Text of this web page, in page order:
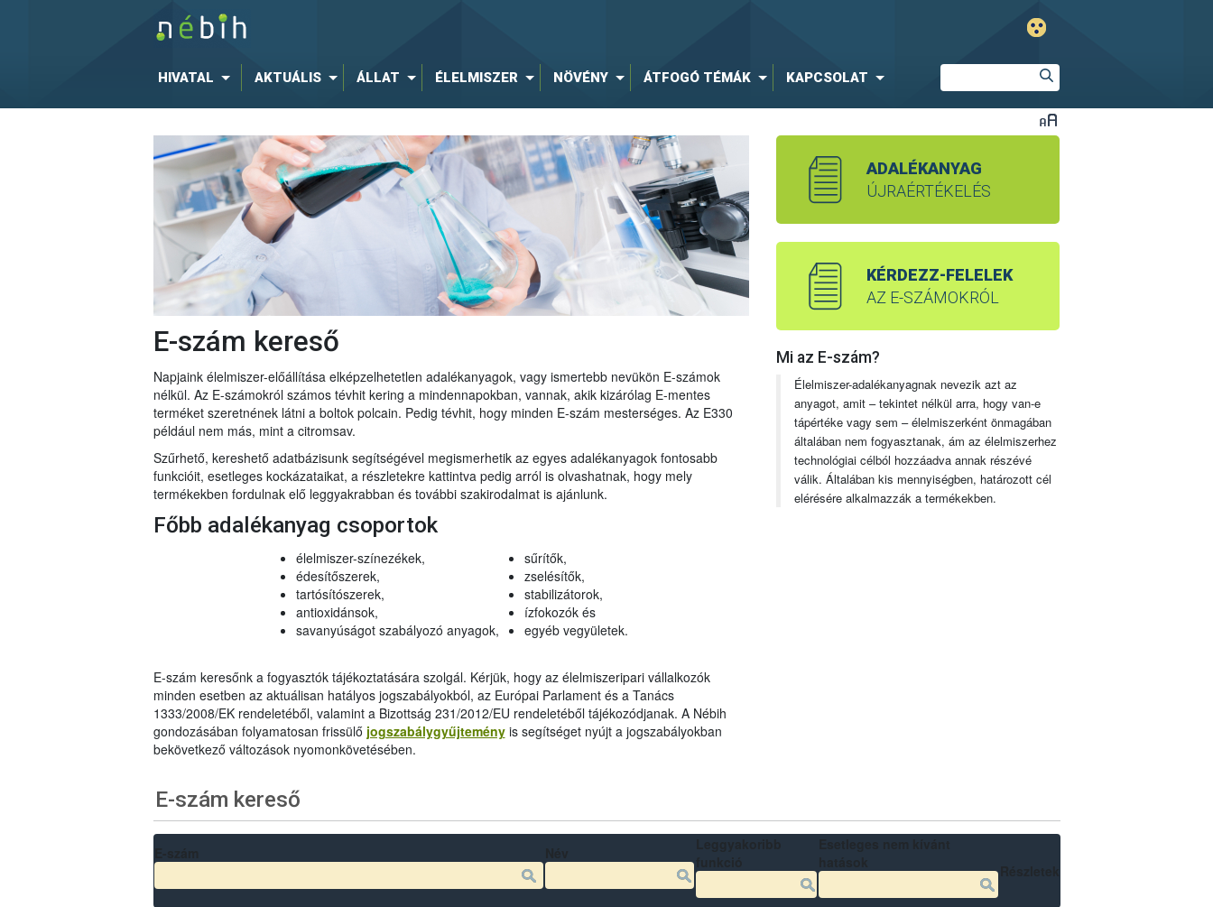
HIVATAL AKTUÁLIS ÁLLAT ÉLELMISZER NÖVÉNY ÁTFOGÓ TÉMÁK KAPCSOLAT
E-szám kereső
Napjaink élelmiszer-előállítása elképzelhetetlen adalékanyagok, vagy ismertebb nevükön E-számok
nélkül. Az E-számokról számos tévhit kering a mindennapokban, vannak, akik kizárólag E-mentes
terméket szeretnének látni a boltok polcain. Pedig tévhit, hogy minden E-szám mesterséges. Az E330
például nem más, mint a citromsav.
Szűrhető, kereshető adatbázisunk segítségével megismerhetik az egyes adalékanyagok fontosabb
funkcióit, esetleges kockázataikat, a részletekre kattintva pedig arról is olvashatnak, hogy mely
termékekben fordulnak elő leggyakrabban és további szakirodalmat is ajánlunk.
Főbb adalékanyag csoportok
élelmiszer-színezékek,
édesítőszerek,
tartósítószerek,
antioxidánsok,
savanyúságot szabályozó anyagok,
sűrítők,
zselésítők,
stabilizátorok,
ízfokozók és
egyéb vegyületek.
E-szám keresőnk a fogyasztók tájékoztatására szolgál. Kérjük, hogy az élelmiszeripari vállalkozók
minden esetben az aktuálisan hatályos jogszabályokból, az Európai Parlament és a Tanács
1333/2008/EK rendeletéből, valamint a Bizottság 231/2012/EU rendeletéből tájékozódjanak. A Nébih
gondozásában folyamatosan frissülő jogszabálygyűjteményis segítséget nyújt a jogszabályokban
bekövetkező változások nyomonkövetésében.
ADALÉKANYAG
ÚJRAÉRTÉKELÉS
KÉRDEZZ-FELELEK
AZ E-SZÁMOKRÓL
Mi az E-szám?
Élelmiszer-adalékanyagnak nevezik azt az
anyagot, amit – tekintet nélkül arra, hogy van-e
tápértéke vagy sem – élelmiszerként önmagában
általában nem fogyasztanak, ám az élelmiszerhez
technológiai célból hozzáadva annak részévé
válik. Általában kis mennyiségben, határozott cél
elérésére alkalmazzák a termékekben.
E-szám kereső